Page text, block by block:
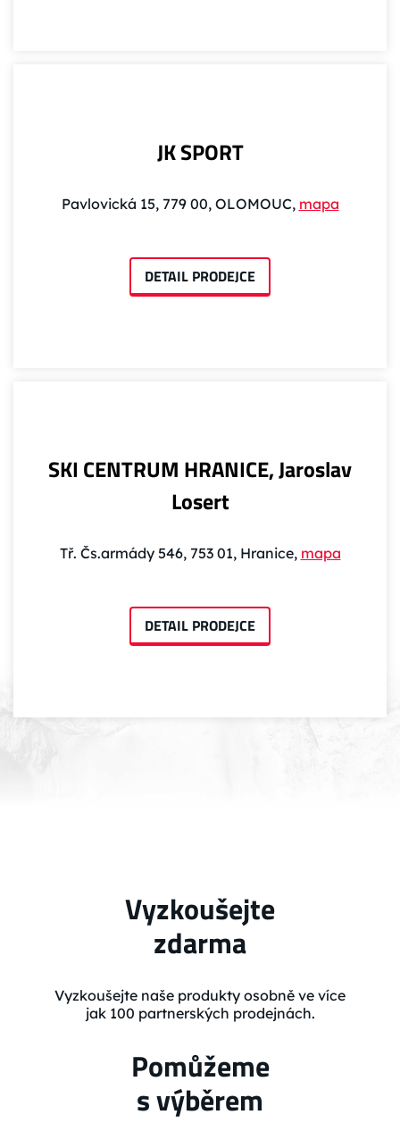
JK SPORT
Pavlovická 15, 779 00, OLOMOUC, mapa
DETAIL PRODEJCE
SKI CENTRUM HRANICE, Jaroslav
Losert
Tř. Čs.armády 546, 753 01, Hranice, mapa
DETAIL PRODEJCE
Vyzkoušejte
zdarma
Vyzkoušejte naše produkty osobně ve více
jak 100 partnerských prodejnách.
Pomůžeme
s výběrem